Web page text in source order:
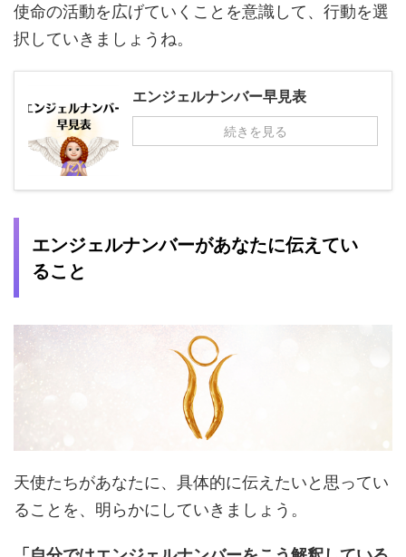
使命の活動を広げていくことを意識して、行動を選
択していきましょうね。
エンジェルナンバー早見表
続きを見る
エンジェルナンバーがあなたに伝えてい
ること
天使たちがあなたに、具体的に伝えたいと思ってい
ることを、明らかにしていきましょう。